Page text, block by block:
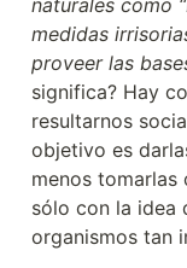
naturales como
medidas
proveer las
significa? Hay
resultarnos
objetivo es
menos tomarlas
sólo con la idea
organismos tan